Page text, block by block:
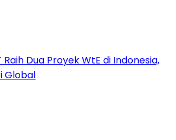
Raih Dua Proyek WtE di Indonesia,
Global